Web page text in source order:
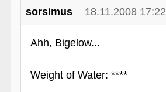
sorsimus 18.11.2008 17:22
Ahh, Bigelow...
Weight of Water: ****